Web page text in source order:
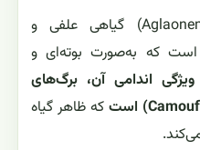
آگلونما پیکتوم (Aglaonema pictum) گیاهی علفی و
است که به‌صورت بوته‌ای و
ویژگی اندامی آن، برگ‌های
که ظاهر گیاه